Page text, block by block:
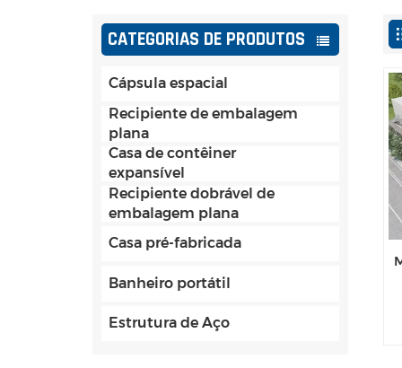
CATEGORIAS DE PRODUTOS
Cápsula espacial
Recipiente de embalagem
plana
Casa de contêiner
expansível
Recipiente dobrável de
embalagem plana
Casa pré-fabricada
Banheiro portátil
Estrutura de Aço